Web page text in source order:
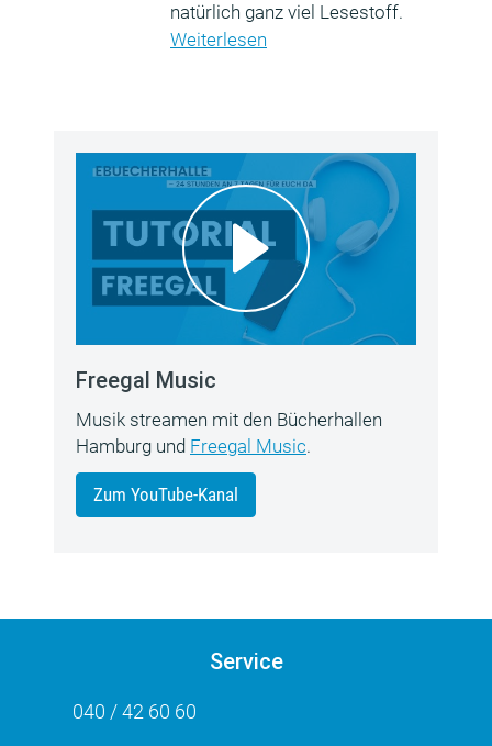
natürlich ganz viel Lesestoff.
Weiterlesen
Freegal Music
Musik streamen mit den Bücherhallen
Hamburg und Freegal Music.
Zum YouTube-Kanal
Service
040 / 42 60 60